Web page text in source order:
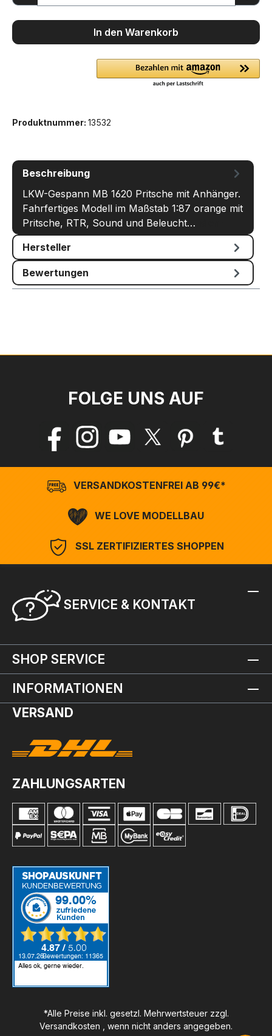
In den Warenkorb
Produktnummer: 13532
Beschreibung
LKW-Gespann MB 1620 Pritsche mit Anhänger.
Fahrfertiges Modell im Maßstab 1:87 orange mit
Pritsche, RTR, Sound und Beleucht…
Hersteller
Bewertungen
FOLGE UNS AUF
VERSANDKOSTENFREI AB 99€*
WE LOVE MODELLBAU
SSL ZERTIFIZIERTES SHOPPEN
SERVICE & KONTAKT
SHOP SERVICE
INFORMATIONEN
VERSAND
ZAHLUNGSARTEN
*Alle Preise inkl. gesetzl. Mehrwertsteuer zzgl.
Versandkosten , wenn nicht anders angegeben.